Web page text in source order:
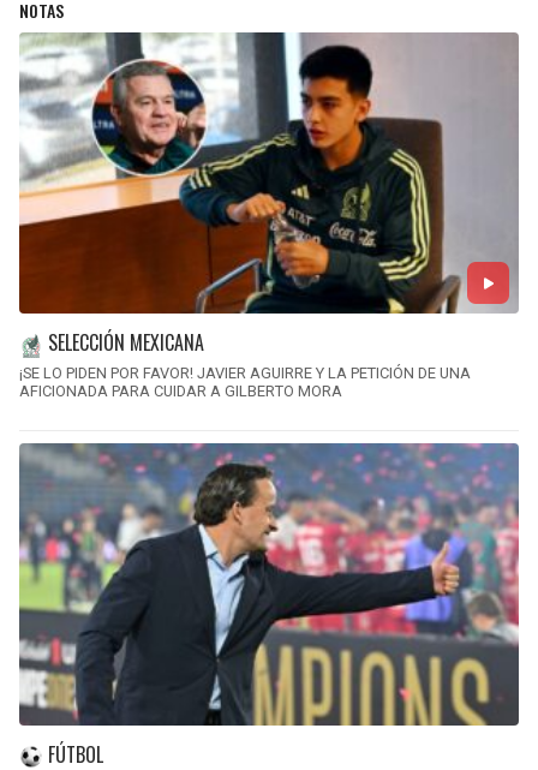
NOTAS
SELECCIÓN MEXICANA
¡SE LO PIDEN POR FAVOR! JAVIER AGUIRRE Y LA PETICIÓN DE UNA
AFICIONADA PARA CUIDAR A GILBERTO MORA
FÚTBOL